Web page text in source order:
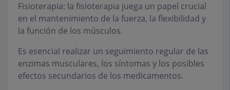
Fisioterapia: la fisioterapia juega un papel crucial
en el mantenimiento de la fuerza, la flexibilidad y
la función de los músculos.
Es esencial realizar un seguimiento regular de las
enzimas musculares, los síntomas y los posibles
efectos secundarios de los medicamentos.